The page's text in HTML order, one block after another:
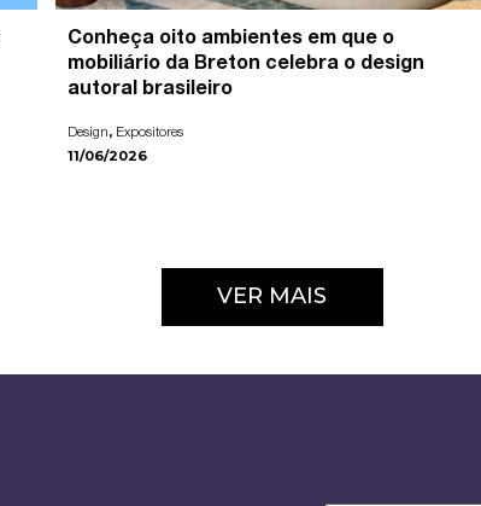
Conheça oito ambientes em que o
mobiliário da Breton celebra o design
autoral brasileiro
Design, Expositores
11/06/2026
VER MAIS